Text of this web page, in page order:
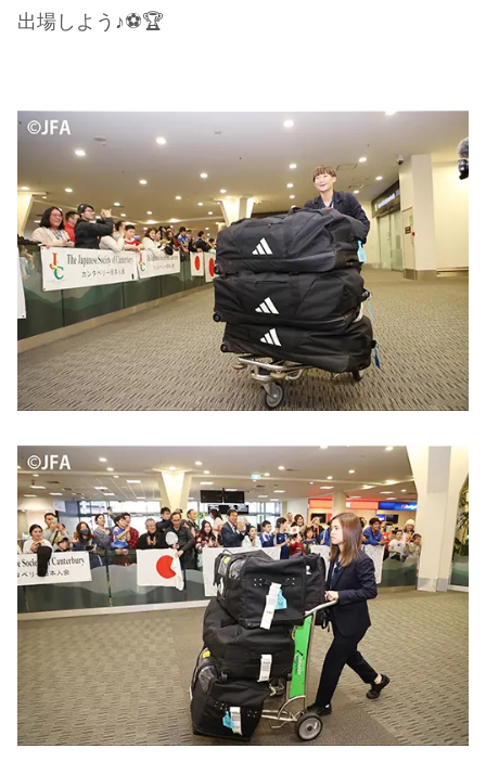
出場しよう♪⚽️🏆